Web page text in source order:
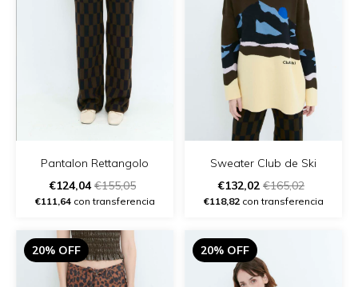
Pantalon Rettangolo
€124,04€155,05
€111,64con transferencia
Sweater Club de Ski
€132,02 €165,02
€118,82con transferencia
20% OFF 20% OFF